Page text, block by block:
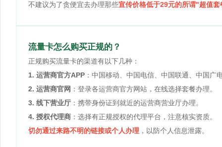
不建议为了贪便宜去办理那些宣传价格低于29元的所谓"超值
流量卡怎么购买正规的？
正规购买流量卡的渠道有以下几种：
1. 运营商官方APP ：中国移动、中国电信、中国联通、中国广
2. 运营商官网 ：登录各运营商官方网站，在线选择套餐办理。
3. 线下营业厅 ：携带身份证到就近的运营商营业厅办理。
4. 授权代理商 ：选择有正规授权的代理平台，注意核实资质。
切勿通过来路不明的链接或个人办理 ，以防个人信息泄露。